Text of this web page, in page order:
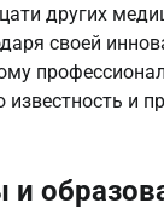
других
своей
и
и